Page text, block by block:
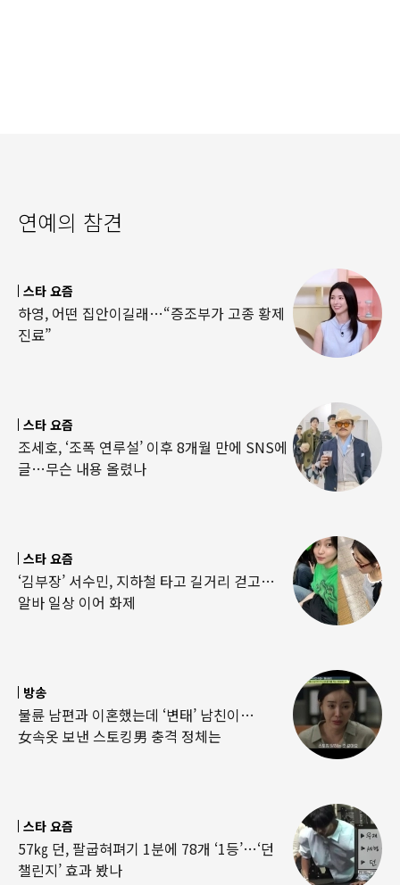
연예의 참견
스타 요즘
하영, 어떤 집안이길래…“증조부가 고종 황제
진료”
스타 요즘
조세호, ‘조폭 연루설’ 이후 8개월 만에 SNS에
글…무슨 내용 올렸나
스타 요즘
‘김부장’ 서수민, 지하철 타고 길거리 걷고…
알바 일상 이어 화제
방송
불륜 남편과 이혼했는데 ‘변태’ 남친이…
女속옷 보낸 스토킹男 충격 정체는
스타 요즘
57㎏ 던, 팔굽혀펴기 1분에 78개 ‘1등’…‘던
챌린지’ 효과 봤나